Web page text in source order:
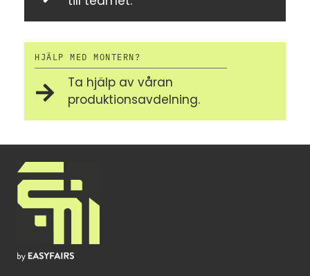
HJÄLP MED MONTERN?
Ta hjälp av våran
produktionsavdelning.